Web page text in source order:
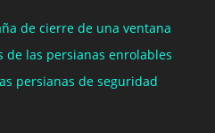
de cierre de una ventana
de las persianas enrolables
persianas de seguridad